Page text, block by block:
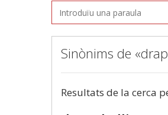
Sinònims de
Resultats de la cerca